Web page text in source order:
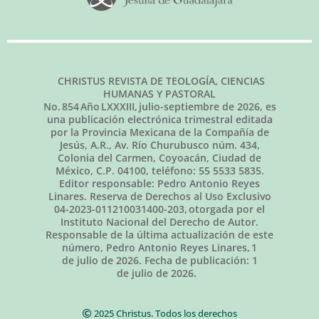
CHRISTUS REVISTA DE TEOLOGÍA, CIENCIAS
HUMANAS Y PASTORAL
No.854Año LXXXIII, julio-septiembre de 2026, es
una publicación electrónica trimestral editada
por la Provincia Mexicana de la Compañía de
Jesús, A.R., Av. Río Churubusco núm. 434,
Colonia del Carmen, Coyoacán, Ciudad de
México, C.P. 04100, teléfono: 55 5533 5835.
Editor responsable: Pedro Antonio Reyes
Linares. Reserva de Derechos al Uso Exclusivo
04-2023-011210031400-203, otorgada por el
Instituto Nacional del Derecho de Autor.
Responsable de la última actualización de este
número, Pedro Antonio Reyes Linares, 1
de julio de 2026. Fecha de publicación: 1
de julio de 2026.
2025 Christus. Todos los derechos